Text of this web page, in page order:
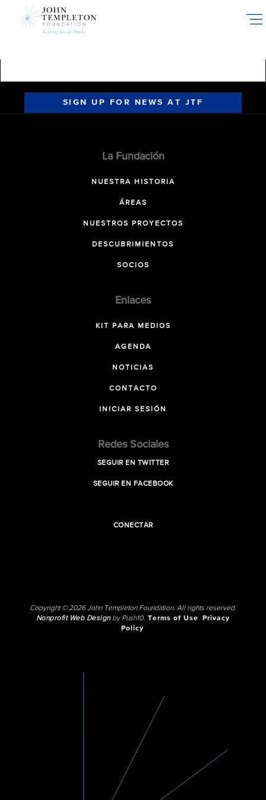
SIGN UP FOR NEWS AT JTF
La Fundación
NUESTRA HISTORIA
ÁREAS
NUESTROS PROYECTOS
DESCUBRIMIENTOS
SOCIOS
Enlaces
KIT PARA MEDIOS
AGENDA
NOTICIAS
CONTACTO
INICIAR SESIÓN
Redes Sociales
SEGUIR EN TWITTER
SEGUIR EN FACEBOOK
CONECTAR
Copyright © 2026 John Templeton Foundation. All rights reserved.
Nonprofit Web Designby Push10. Terms of Use
Privacy
Policy